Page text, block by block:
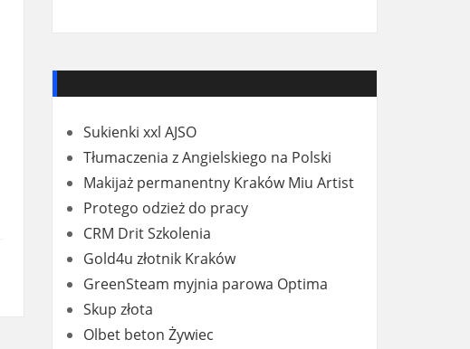
Sukienki xxl AJSO
Tłumaczenia z Angielskiego na Polski
Makijaż permanentny Kraków Miu Artist
Protego odzież do pracy
CRM Drit Szkolenia
Gold4u złotnik Kraków
GreenSteam myjnia parowa Optima
Skup złota
Olbet beton Żywiec